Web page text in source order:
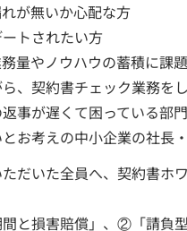
が無いか心配な方
トされたい方
量やノウハウの蓄積に課
、契約書チェック業務を
事が遅くて困っている部
お考えの中小企業の社長
だいた全員へ、契約書ホ
と損害賠償」、②「請負